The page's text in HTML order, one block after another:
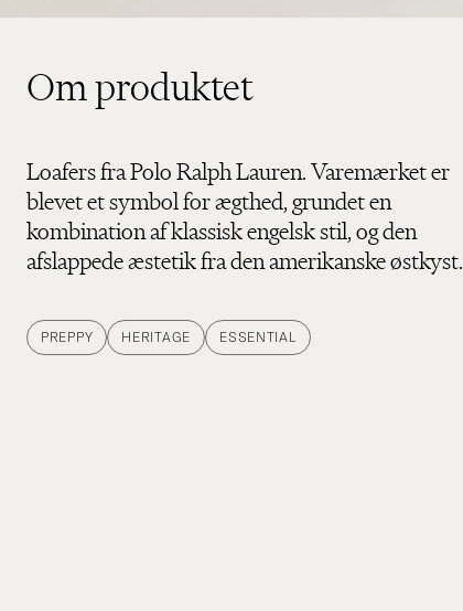
Om produktet
Loafers fra Polo Ralph Lauren. Varemærket er
blevet et symbol for ægthed, grundet en
kombination af klassisk engelsk stil, og den
afslappede æstetik fra den amerikanske østkyst.
PREPPY HERITAGE ESSENTIAL